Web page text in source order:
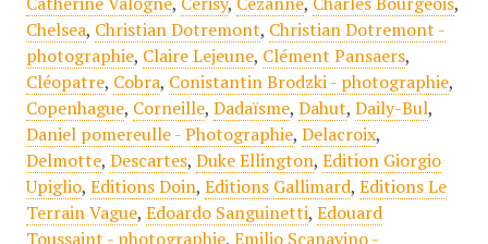
Chelsea, Christian Dotremont, Christian Dotremont -
photographie, Claire Lejeune, Clément Pansaers,
Cléopatre, Cobra, Conistantin Brodzki - photographie,
Copenhague, Corneille, Dadaïsme, Dahut, Daily-Bul,
Daniel pomereulle - Photographie, Delacroix,
Delmotte, Descartes, Duke Ellington, Edition Giorgio
Upiglio, Editions Doin, Editions Gallimard, Editions Le
Terrain Vague, Edoardo Sanguinetti, Edouard
Toussaint - photographie, Emilio Scanavino -